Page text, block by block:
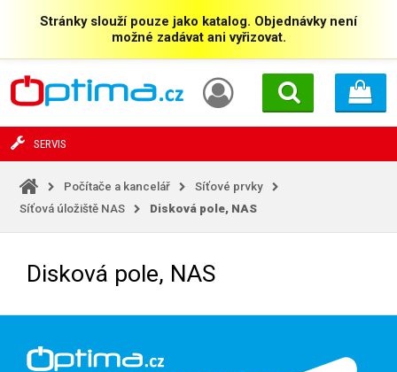
Stránky slouží pouze jako katalog. Objednávky není
možné zadávat ani vyřizovat.
SERVIS
Počítače a kancelář
Síťové prvky
Síťová úložiště NAS
Disková pole, NAS
Disková pole, NAS